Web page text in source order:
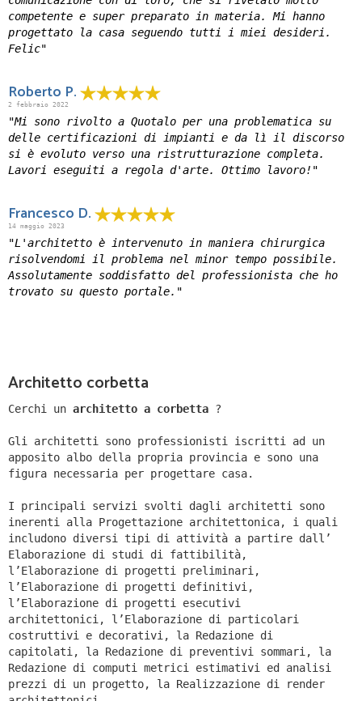
competente e super preparato in materia. Mi hanno
progettato la casa seguendo tutti i miei desideri.
Felic"
Roberto P.
2 febbraio 2022
"Mi sono rivolto a Quotalo per una problematica su
delle certificazioni di impianti e da lì il discorso
si è evoluto verso una ristrutturazione completa.
Lavori eseguiti a regola d'arte. Ottimo lavoro!"
Francesco D.
14 maggio 2023
"L'architetto è intervenuto in maniera chirurgica
risolvendomi il problema nel minor tempo possibile.
Assolutamente soddisfatto del professionista che ho
trovato su questo portale."
Architetto corbetta
Cerchi un architetto a corbetta ?
Gli architetti sono professionisti iscritti ad un
apposito albo della propria provincia e sono una
figura necessaria per progettare casa.
I principali servizi svolti dagli architetti sono
inerenti alla Progettazione architettonica, i quali
includono diversi tipi di attività a partire dall’
Elaborazione di studi di fattibilità,
l’Elaborazione di progetti preliminari,
l’Elaborazione di progetti definitivi,
l’Elaborazione di progetti esecutivi
architettonici, l’Elaborazione di particolari
costruttivi e decorativi, la Redazione di
capitolati, la Redazione di preventivi sommari, la
Redazione di computi metrici estimativi ed analisi
prezzi di un progetto, la Realizzazione di render